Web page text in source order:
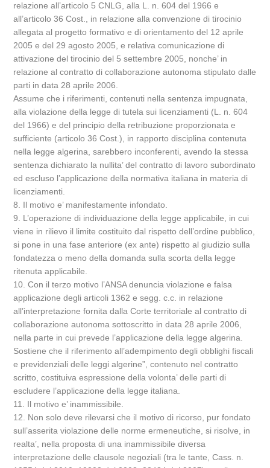
relazione all’articolo 5 CNLG, alla L. n. 604 del 1966 e
all’articolo 36 Cost., in relazione alla convenzione di tirocinio
allegata al progetto formativo e di orientamento del 12 aprile
2005 e del 29 agosto 2005, e relativa comunicazione di
attivazione del tirocinio del 5 settembre 2005, nonche’ in
relazione al contratto di collaborazione autonoma stipulato dalle
parti in data 28 aprile 2006.
Assume che i riferimenti, contenuti nella sentenza impugnata,
alla violazione della legge di tutela sui licenziamenti (L. n. 604
del 1966) e del principio della retribuzione proporzionata e
sufficiente (articolo 36 Cost.), in rapporto disciplina contenuta
nella legge algerina, sarebbero inconferenti, avendo la stessa
sentenza dichiarato la nullita’ del contratto di lavoro subordinato
ed escluso l’applicazione della normativa italiana in materia di
licenziamenti.
8. Il motivo e’ manifestamente infondato.
9. L’operazione di individuazione della legge applicabile, in cui
viene in rilievo il limite costituito dal rispetto dell’ordine pubblico,
si pone in una fase anteriore (ex ante) rispetto al giudizio sulla
fondatezza o meno della domanda sulla scorta della legge
ritenuta applicabile.
10. Con il terzo motivo l’ANSA denuncia violazione e falsa
applicazione degli articoli 1362 e segg. c.c. in relazione
all’interpretazione fornita dalla Corte territoriale al contratto di
collaborazione autonoma sottoscritto in data 28 aprile 2006,
nella parte in cui prevede l’applicazione della legge algerina.
Sostiene che il riferimento all’adempimento degli obblighi fiscali
e previdenziali delle leggi algerine”, contenuto nel contratto
scritto, costituiva espressione della volonta’ delle parti di
escludere l’applicazione della legge italiana.
11. Il motivo e’ inammissibile.
12. Non solo deve rilevarsi che il motivo di ricorso, pur fondato
sull’asserita violazione delle norme ermeneutiche, si risolve, in
realta’, nella proposta di una inammissibile diversa
interpretazione delle clausole negoziali (tra le tante, Cass. n.